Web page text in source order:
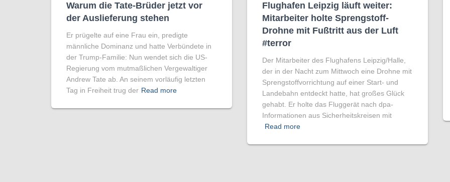
Warum die Tate-Brüder jetzt vor
der Auslieferung stehen
Er prügelte auf eine Frau ein, predigte
männliche Dominanz und hatte Verbündete in
der Trump-Familie: Nun wendet sich die US-
Regierung vom mutmaßlichen Vergewaltiger
Andrew Tate ab. An seinem vorläufig letzten
Tag in Freiheit trug der Read more
Flughafen Leipzig läuft weiter:
Mitarbeiter holte Sprengstoff-
Drohne mit Fußtritt aus der Luft
#terror
Der Mitarbeiter des Flughafens Leipzig/Halle,
der in der Nacht zum Mittwoch eine Drohne mit
Sprengstoffvorrichtung auf einer Start- und
Landebahn entdeckt hatte, hat großes Glück
gehabt. Er holte das Fluggerät nach dpa-
Informationen aus Sicherheitskreisen mit
Read more